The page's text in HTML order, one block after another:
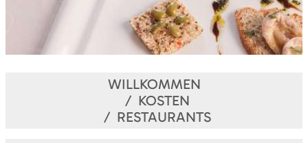
WILLKOMMEN
KOSTEN
RESTAURANTS